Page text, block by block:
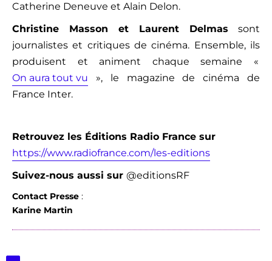
Catherine Deneuve et Alain Delon.
Christine Masson et Laurent Delmas sont
journalistes et critiques de cinéma. Ensemble, ils
produisent et animent chaque semaine «
On aura tout vu », le magazine de cinéma de
France Inter.
Retrouvez les Éditions Radio France sur
https://www.radiofrance.com/les-editions
Suivez-nous aussi sur @editionsRF
Contact Presse :
Karine Martin